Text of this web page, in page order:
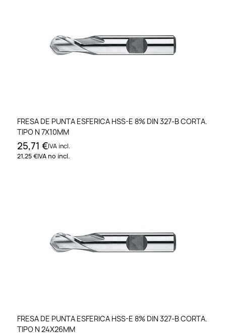
FRESA DE PUNTA ESFERICA HSS-E 8% DIN 327-B CORTA.
TIPO N 7X10MM
25,71 €IVA incl.
21,25 €IVA no incl.
FRESA DE PUNTA ESFERICA HSS-E 8% DIN 327-B CORTA.
TIPO N 24X26MM